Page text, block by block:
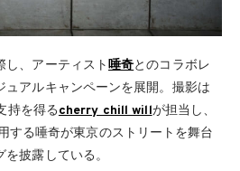
し、アーティスト唾奇とのコラボレ
ュアルキャンペーンを展開。撮影は
持を得るcherry chill willが担当し、
する唾奇が東京のストリートを舞台
披露している。